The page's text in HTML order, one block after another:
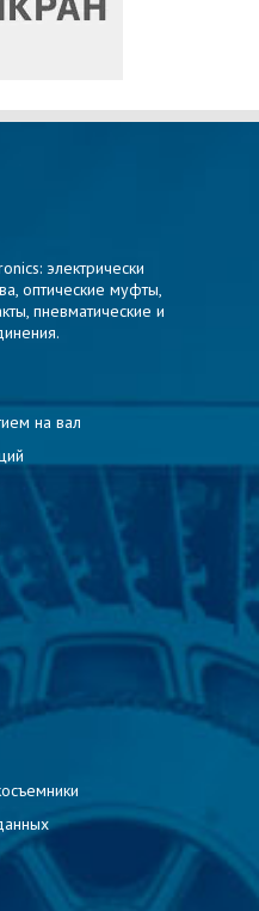
электрически
оптические муфты,
пневматические и
на вал